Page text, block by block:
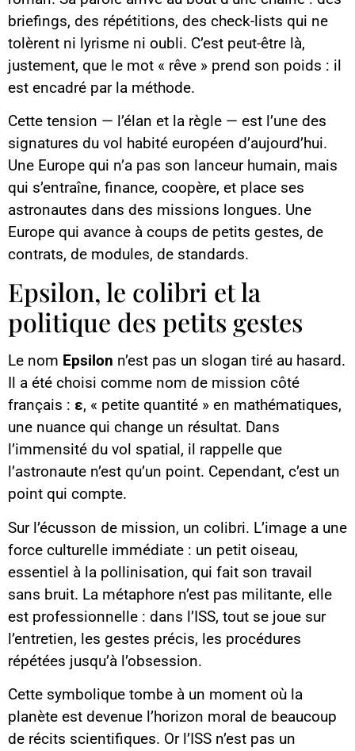
briefings, des répétitions, des check-lists qui ne
tolèrent ni lyrisme ni oubli. C’est peut-être là,
justement, que le mot « rêve » prend son poids : il
est encadré par la méthode.
Cette tension — l’élan et la règle — est l’une des
signatures du vol habité européen d’aujourd’hui.
Une Europe qui n’a pas son lanceur humain, mais
qui s’entraîne, finance, coopère, et place ses
astronautes dans des missions longues. Une
Europe qui avance à coups de petits gestes, de
contrats, de modules, de standards.
Epsilon, le colibri et la
politique des petits gestes
Le nom Epsilon n’est pas un slogan tiré au hasard.
Il a été choisi comme nom de mission côté
français : ε, « petite quantité » en mathématiques,
une nuance qui change un résultat. Dans
l’immensité du vol spatial, il rappelle que
l’astronaute n’est qu’un point. Cependant, c’est un
point qui compte.
Sur l’écusson de mission, un colibri. L’image a une
force culturelle immédiate : un petit oiseau,
essentiel à la pollinisation, qui fait son travail
sans bruit. La métaphore n’est pas militante, elle
est professionnelle : dans l’ISS, tout se joue sur
l’entretien, les gestes précis, les procédures
répétées jusqu’à l’obsession.
Cette symbolique tombe à un moment où la
planète est devenue l’horizon moral de beaucoup
de récits scientifiques. Or l’ISS n’est pas un